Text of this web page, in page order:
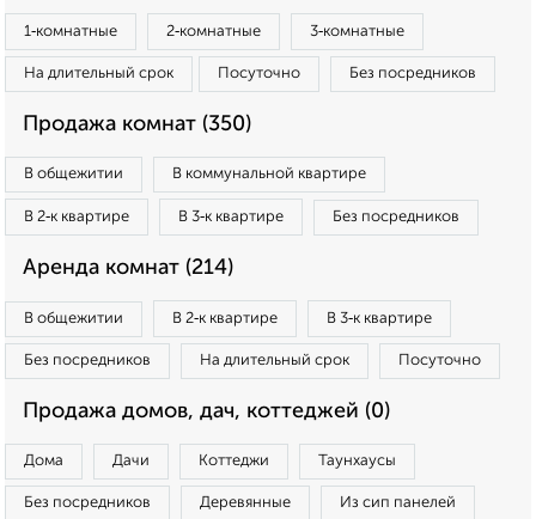
1‑комнатные 2‑комнатные 3‑комнатные
На длительный срок Посуточно Без посредников
Продажа комнат (350)
В общежитии В коммунальной квартире
В 2‑к квартире В 3‑к квартире Без посредников
Аренда комнат (214)
В общежитии В 2‑к квартире В 3‑к квартире
Без посредников На длительный срок Посуточно
Продажа домов, дач, коттеджей (0)
Дома Дачи Коттеджи Таунхаусы
Без посредников Деревянные Из сип панелей